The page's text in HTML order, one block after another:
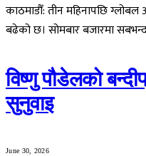
काठमाडौँ: तीन महिनापछि
बढेको छ। सोमबार बजारमा
विष्णु पौडेलको
सुनुवाइ
June 30, 2026